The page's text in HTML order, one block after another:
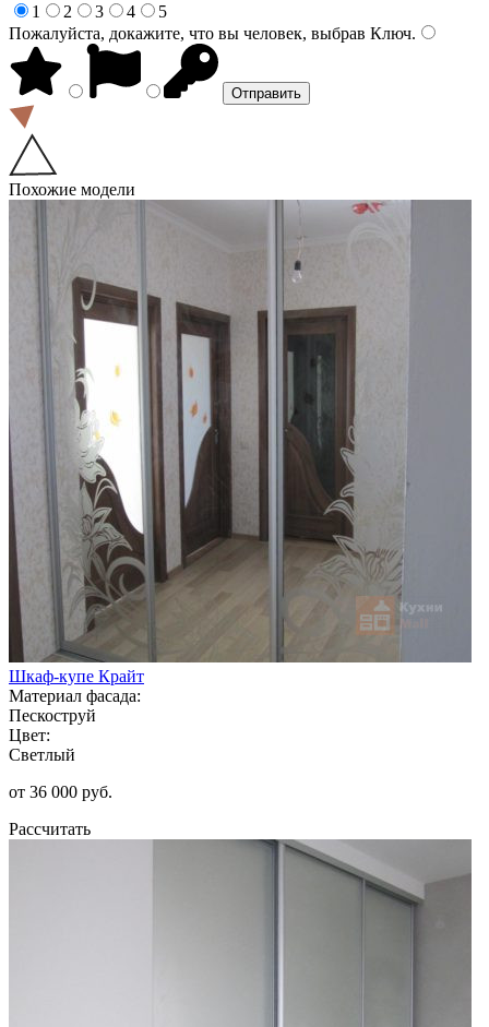
1
2 3 4
5
Пожалуйста, докажите, что вы человек, выбрав Ключ.
Похожие модели
Шкаф-купе Крайт
Материал фасада:
Пескоструй
Цвет:
Светлый
от 36 000 руб.
Рассчитать